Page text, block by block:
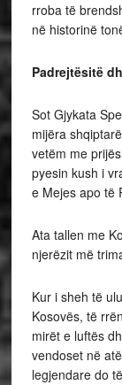
rroba të
në historinë
Padrejtësitë
Sot Gjykata
mijëra
vetëm me
pyesin kush i
e Mejes apo të
Ata tallen me
njerëzit më
Kur i sheh të
Kosovës, të
mirët e luftës
vendoset në
legjendare do